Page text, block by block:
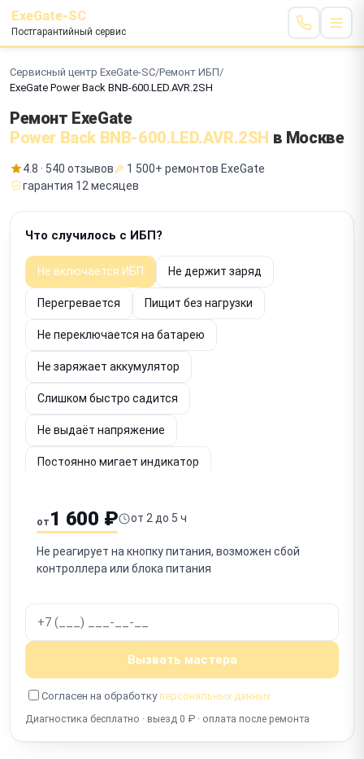
ExeGate-SC
Постгарантийный сервис
Сервисный центр ExeGate-SC/Ремонт ИБП/
ExeGate Power Back BNB-600.LED.AVR.2SH
Ремонт ExeGate
Power Back BNB-600.LED.AVR.2SH в Москве
4.8 · 540 отзывов
1 500+ ремонтов ExeGate
гарантия 12 месяцев
Что случилось с ИБП?
Не включается ИБП Не держит заряд
Перегревается Пищит без нагрузки
Не переключается на батарею
Не заряжает аккумулятор
Слишком быстро садится
Не выдаёт напряжение
Постоянно мигает индикатор
Срабатывает защита Запах гари
Не включается после отключения
от 1 600 ₽ от 2 до 5 ч
Не реагирует на кнопку питания, возможен сбой
контроллера или блока питания
Вызвать мастера
Согласен на обработку персональных данных
Диагностика бесплатно · выезд 0 ₽ · оплата после ремонта